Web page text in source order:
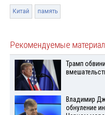
Китай память
Рекомендуемые
Трамп
Владимир
обнуление